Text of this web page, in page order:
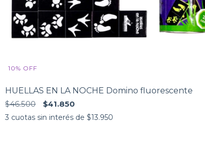
10% OFF
HUELLAS EN LA NOCHE Domino fluorescente
$46.500
$41.850
3 cuotas sin interés de $13.950